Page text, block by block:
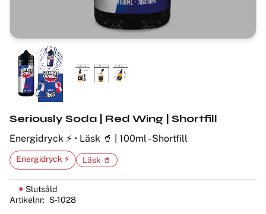
Seriously Soda | Red Wing | Shortfill
Energidryck ⚡ • Läsk 🥤 | 100ml - Shortfill
Slutsåld
Artikelnr
S-1028
Energidryck ⚡ Läsk 🥤